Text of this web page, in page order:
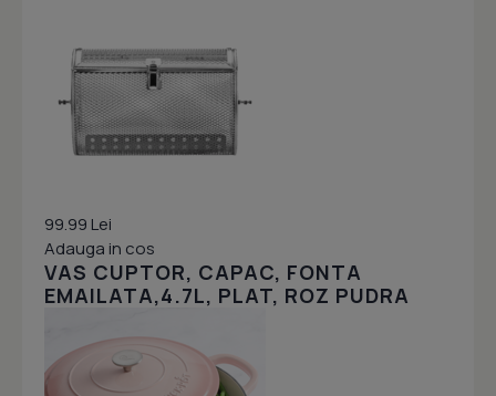
99.99 Lei
Adauga in cos
VAS CUPTOR, CAPAC, FONTA
EMAILATA,4.7L, PLAT, ROZ PUDRA